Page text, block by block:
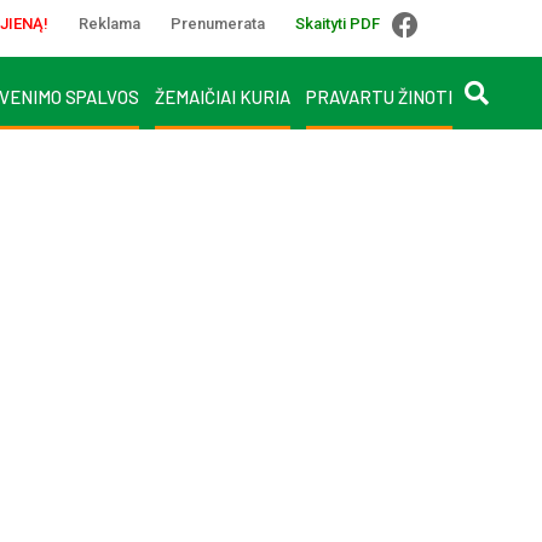
Reklama Prenumerata Skaityti PDF
SPALVOS ŽEMAIČIAI KURIA PRAVARTU ŽINOTI